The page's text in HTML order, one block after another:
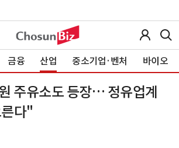
금융 산업 중소기업·벤처 바이오
주유소도 등장… 정유업계
다"